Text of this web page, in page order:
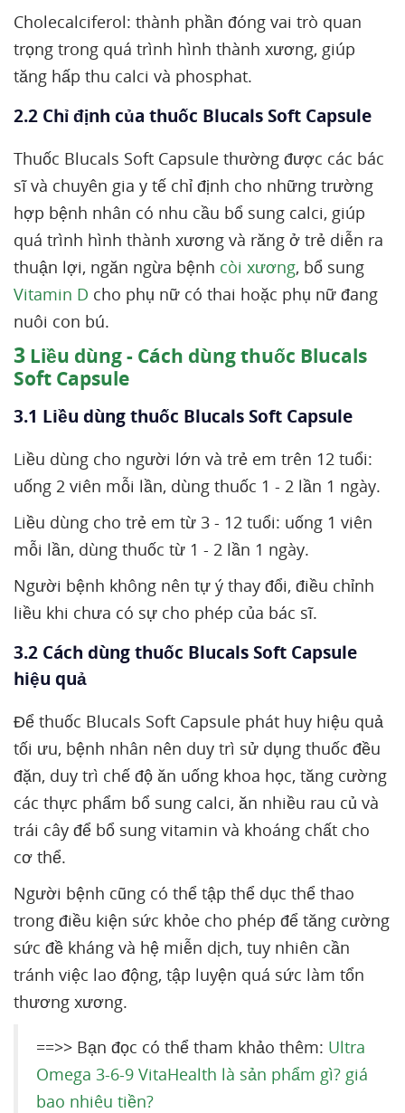
Cholecalciferol: thành phần đóng vai trò quan
trọng trong quá trình hình thành xương, giúp
tăng hấp thu calci và phosphat.
2.2 Chỉ định của thuốc Blucals Soft Capsule
Thuốc Blucals Soft Capsule thường được các bác
sĩ và chuyên gia y tế chỉ định cho những trường
hợp bệnh nhân có nhu cầu bổ sung calci, giúp
quá trình hình thành xương và răng ở trẻ diễn ra
thuận lợi, ngăn ngừa bệnh còi xương, bổ sung
Vitamin D cho phụ nữ có thai hoặc phụ nữ đang
nuôi con bú.
3 Liều dùng - Cách dùng thuốc Blucals
Soft Capsule
3.1 Liều dùng thuốc Blucals Soft Capsule
Liều dùng cho người lớn và trẻ em trên 12 tuổi:
uống 2 viên mỗi lần, dùng thuốc 1 - 2 lần 1 ngày.
Liều dùng cho trẻ em từ 3 - 12 tuổi: uống 1 viên
mỗi lần, dùng thuốc từ 1 - 2 lần 1 ngày.
Người bệnh không nên tự ý thay đổi, điều chỉnh
liều khi chưa có sự cho phép của bác sĩ.
3.2 Cách dùng thuốc Blucals Soft Capsule
hiệu quả
Để thuốc Blucals Soft Capsule phát huy hiệu quả
tối ưu, bệnh nhân nên duy trì sử dụng thuốc đều
đặn, duy trì chế độ ăn uống khoa học, tăng cường
các thực phẩm bổ sung calci, ăn nhiều rau củ và
trái cây để bổ sung vitamin và khoáng chất cho
cơ thể.
Người bệnh cũng có thể tập thể dục thể thao
trong điều kiện sức khỏe cho phép để tăng cường
sức đề kháng và hệ miễn dịch, tuy nhiên cần
tránh việc lao động, tập luyện quá sức làm tổn
thương xương.
==>> Bạn đọc có thể tham khảo thêm: Ultra
Omega 3-6-9 VitaHealth là sản phẩm gì? giá
bao nhiêu tiền?